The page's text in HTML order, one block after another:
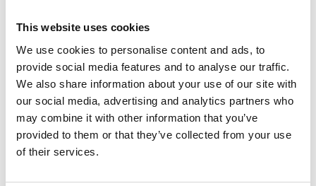
This website uses cookies
We use cookies to personalise content and ads, to
provide social media features and to analyse our traffic.
We also share information about your use of our site with
our social media, advertising and analytics partners who
may combine it with other information that you’ve
provided to them or that they’ve collected from your use
of their services.